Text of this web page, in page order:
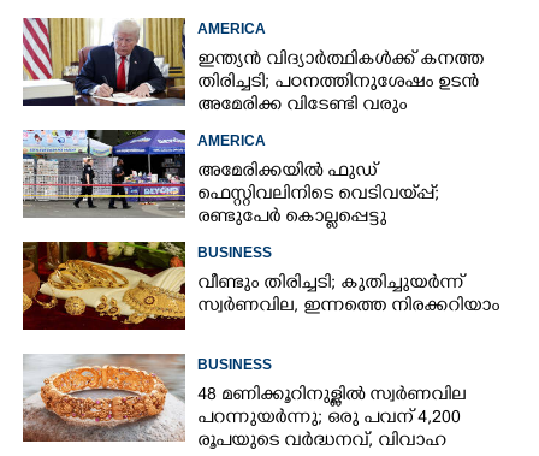
ജോൺസന്റെ പോസ്റ്റ്
AMERICA
ഇന്ത്യൻ വിദ്യാർത്ഥികൾക്ക് കനത്ത
തിരിച്ചടി; പഠനത്തിനുശേഷം ഉടൻ
അമേരിക്ക വിടേണ്ടി വരും
AMERICA
അമേരിക്കയിൽ ഫുഡ്
ഫെസ്റ്റിവലിനിടെ വെടിവയ്‌പ്പ്;
രണ്ടുപേർ കൊല്ലപ്പെട്ടു
BUSINESS
വീണ്ടും തിരിച്ചടി; കുതിച്ചുയർന്ന്
സ്വർണവില, ഇന്നത്തെ നിരക്കറിയാം
BUSINESS
48 മണിക്കൂറിനുള്ളിൽ സ്വർണവില
പറന്നുയർന്നു; ഒരു പവന് 4,200
രൂപയുടെ വർദ്ധനവ്, വിവാഹ